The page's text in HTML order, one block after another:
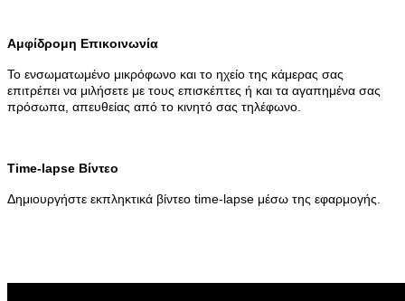
Αμφίδρομη Επικοινωνία
Το ενσωματωμένο μικρόφωνο και το ηχείο της κάμερας σας
επιτρέπει να μιλήσετε με τους επισκέπτες ή και τα αγαπημένα σας
πρόσωπα, απευθείας από το κινητό σας τηλέφωνο.
Time-lapse Βίντεο
Δημιουργήστε εκπληκτικά βίντεο time-lapse μέσω της εφαρμογής.